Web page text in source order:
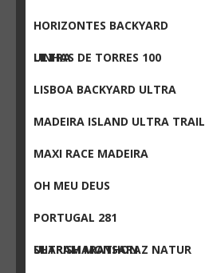
HORIZONTES BACKYARD
ULTRA
LINHAS DE TORRES 100
LISBOA BACKYARD ULTRA
MADEIRA ISLAND ULTRA TRAIL
MAXI RACE MADEIRA
OH MEU DEUS
PORTUGAL 281
ULTRAMARATHON
SHARISH MONSARAZ NATUR